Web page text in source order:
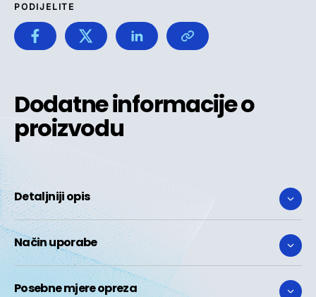
PODIJELITE
Detaljniji opis
Način uporabe
Posebne mjere opreza
Dodatne informacije o
proizvodu